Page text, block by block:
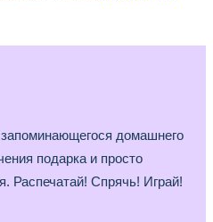
домашнего
подарка и просто
Распечатай! Спрячь! Играй!